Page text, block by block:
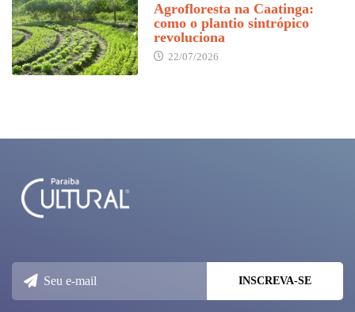
Agrofloresta na Caatinga:
como o plantio sintrópico
revoluciona
22/07/2026